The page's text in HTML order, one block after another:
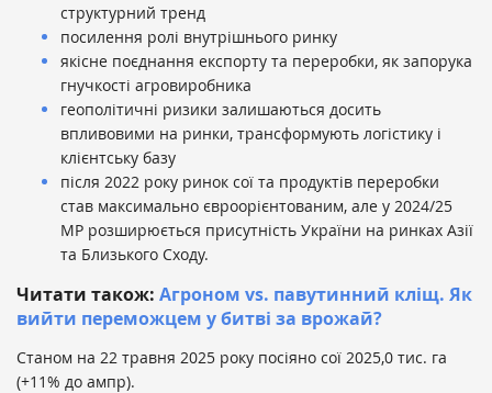
структурний тренд
посилення ролі внутрішнього ринку
якісне поєднання експорту та переробки, як запорука
гнучкості агровиробника
геополітичні ризики залишаються досить
впливовими на ринки, трансформують логістику і
клієнтську базу
після 2022 року ринок сої та продуктів переробки
став максимально євроорієнтованим, але у 2024/25
МР розширюється присутність України на ринках Азії
та Близького Сходу.
Читати також: Агроном vs. павутинний кліщ. Як
вийти переможцем у битві за врожай?
Станом на 22 травня 2025 року посіяно сої 2025,0 тис. га
(+11% до ампр).